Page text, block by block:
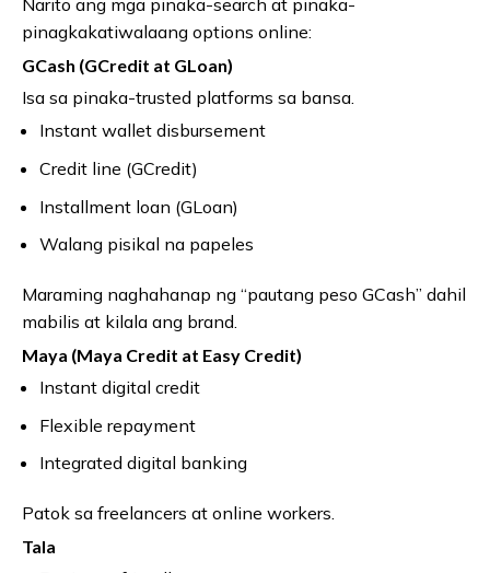
Narito ang mga pinaka-search at pinaka-
pinagkakatiwalaang options online:
GCash (GCredit at GLoan)
Isa sa pinaka-trusted platforms sa bansa.
Instant wallet disbursement
Credit line (GCredit)
Installment loan (GLoan)
Walang pisikal na papeles
Maraming naghahanap ng “pautang peso GCash” dahil
mabilis at kilala ang brand.
Maya (Maya Credit at Easy Credit)
Instant digital credit
Flexible repayment
Integrated digital banking
Patok sa freelancers at online workers.
Tala